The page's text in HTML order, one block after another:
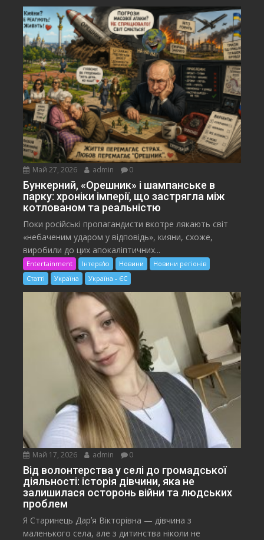
Май 27, 2026 admin 0
Бункерний, «Орешник» і шампанське в
парку: хроніки імперії, що застрягла між
котлованом та реальністю
Поки російські пропагандисти вкотре лякають світ
«небаченим ударом у відповідь», кияни, схоже,
виробили до цих апокаліптичних...
Entertainment Інтерв'ю Новини
Новини регіонів
Статті
Україна Україна - ЄС
Май 17, 2026 admin 0
Від волонтерства у селі до громадської
діяльності: історія дівчини, яка не
залишилася осторонь війни та людських
проблем
Я Старинець Дарʼя Вікторівна — дівчина з
маленького села, але з дитинства ніколи не